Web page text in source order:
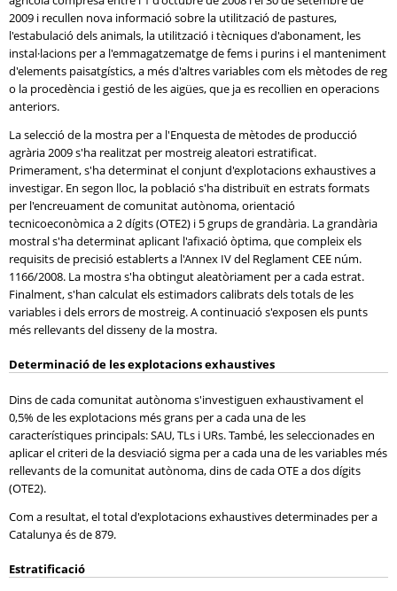
2009 i recullen nova informació sobre la utilització de pastures,
l'estabulació dels animals, la utilització i tècniques d'abonament, les
instal·lacions per a l'emmagatzematge de fems i purins i el manteniment
d'elements paisatgístics, a més d'altres variables com els mètodes de reg
o la procedència i gestió de les aigües, que ja es recollien en operacions
anteriors.
La selecció de la mostra per a l'Enquesta de mètodes de producció
agrària 2009 s'ha realitzat per mostreig aleatori estratificat.
Primerament, s'ha determinat el conjunt d'explotacions exhaustives a
investigar. En segon lloc, la població s'ha distribuït en estrats formats
per l'encreuament de comunitat autònoma, orientació
tecnicoeconòmica a 2 dígits (OTE2) i 5 grups de grandària. La grandària
mostral s'ha determinat aplicant l'afixació òptima, que compleix els
requisits de precisió establerts a l'Annex IV del Reglament CEE núm.
1166/2008. La mostra s'ha obtingut aleatòriament per a cada estrat.
Finalment, s'han calculat els estimadors calibrats dels totals de les
variables i dels errors de mostreig. A continuació s'exposen els punts
més rellevants del disseny de la mostra.
Determinació de les explotacions exhaustives
Dins de cada comunitat autònoma s'investiguen exhaustivament el
0,5% de les explotacions més grans per a cada una de les
característiques principals: SAU, TLs i URs. També, les seleccionades en
aplicar el criteri de la desviació sigma per a cada una de les variables més
rellevants de la comunitat autònoma, dins de cada OTE a dos dígits
(OTE2).
Com a resultat, el total d'explotacions exhaustives determinades per a
Catalunya és de 879.
Estratificació